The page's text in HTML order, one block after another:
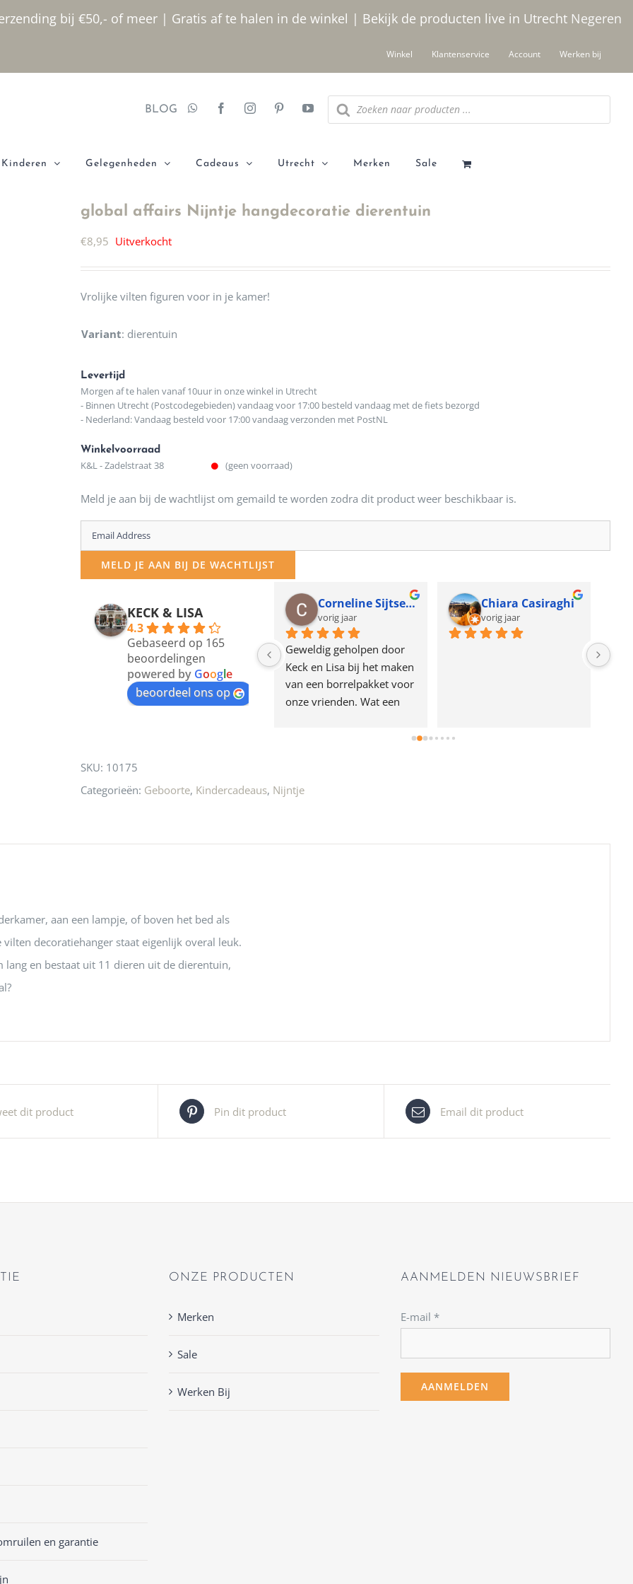
bij €50,- of meer | Gratis af te halen in de winkel | Bekijk de producten live in Utrecht Negeren
Winkel Klantenservice Account Werken bij
BLOG
Producten
zoeken
Kinderen Gelegenheden Cadeaus Utrecht Merken Sale
global affairs Nijntje hangdecoratie dierentuin
€8,95 Uitverkocht
Vrolijke vilten figuren voor in je kamer!
Variant: dierentuin
Levertijd
Morgen af te halen vanaf 10uur in onze winkel in Utrecht
- Binnen Utrecht (Postcodegebieden) vandaag voor 17:00 besteld vandaag met de fiets bezorgd
- Nederland: Vandaag besteld voor 17:00 vandaag verzonden met PostNL
Winkelvoorraad
K&L - Zadelstraat 38 (geen voorraad)
Meld je aan bij de wachtlijst om gemaild te worden zodra dit product weer beschikbaar is.
Enter
your
email
MELD JE AAN BIJ DE WACHTLIJST
KECK & LISA
4.3
Gebaseerd op 165
beoordelingen
powered by Google
beoordeel ons op
en gezellig
12 maanden geleden
Waarom in hemelsnaam
de woonwinkel op de
klippen  laten lopen? Waar
moeten nu de design
Corneline Sijtsema
vorig jaar
Geweldig geholpen door
Keck en Lisa bij het maken
van een borrelpakket voor
onze vrienden. Wat een
Chiara Casiraghi
vorig jaar
SKU: 10175
Categorieën: Geboorte, Kindercadeaus, Nijntje
aan een lampje, of boven het bed als
vilten decoratiehanger staat eigenlijk overal leuk.
lang en bestaat uit 11 dieren uit de dierentuin,
dit product Pin dit product Email dit product
en garantie
ONZE PRODUCTEN
Merken
Sale
Werken Bij
AANMELDEN NIEUWSBRIEF
E-mail *